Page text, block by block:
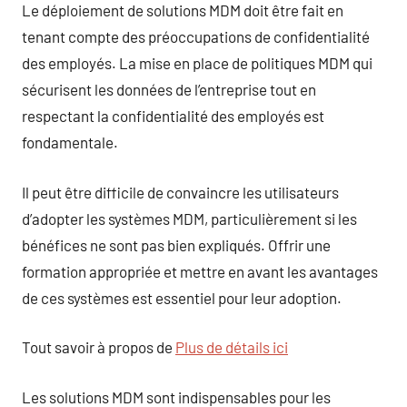
Le déploiement de solutions MDM doit être fait en
tenant compte des préoccupations de confidentialité
des employés. La mise en place de politiques MDM qui
sécurisent les données de l’entreprise tout en
respectant la confidentialité des employés est
fondamentale.
Il peut être difficile de convaincre les utilisateurs
d’adopter les systèmes MDM, particulièrement si les
bénéfices ne sont pas bien expliqués. Offrir une
formation appropriée et mettre en avant les avantages
de ces systèmes est essentiel pour leur adoption.
Tout savoir à propos de Plus de détails ici
Les solutions MDM sont indispensables pour les